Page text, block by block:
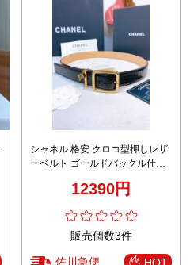
シャネル 格安 クロコ型押しレザ
ーベルト ゴールドバックル仕様
12390円
販売個数3件
佐川急便